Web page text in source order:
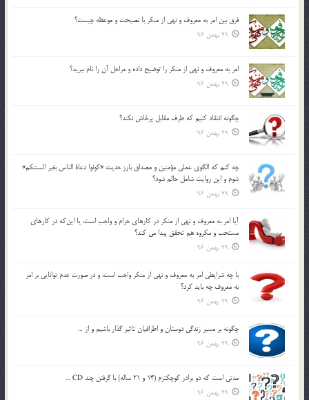
فرق بين امر به معروف و نهي از منكر با نصيحت و موعظه چيست؟
29 بهمن 96
امر به معروف و نهي از منكر را توضيح داده و مراحل آن را نام ببريد؟
29 بهمن 96
چگونه انتقاد كنيم كه طرف مقابل پرخاش نكند؟
29 بهمن 96
چه كنم كه الگوي عملي مؤمنين و مصداق بارز حديث «كونوا دعاة الناس بغير السنتكم»
شوم و اين روايت شامل حالم شود؟
29 بهمن 96
آيا امر به معروف و نهي از منكر در كارهاي حرام و واجب است، يا اين‌كه در كارهاي
مستحب و مكروه هم تحقق پيدا مي كند؟
29 بهمن 96
با چه شرايطي امر به معروف و نهي از منکر واجب است، و در صورت عدم توانايي بر امر
به معروف چه بايد کرد؟
29 بهمن 96
چگونه بر مسير زندگي دوستان و اطرافيان تاثير گذار باشيم و از …
29 بهمن 96
مدتي است كه دو برادر كوچكترم (14 و 21 ساله) با گرفتن چند CD …
29 بهمن 96